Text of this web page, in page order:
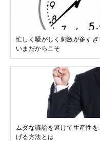
忙しく騒がしく刺激が多すぎ
いまだからこそ
ムダな議論を避けて生産性を
げる方法とは